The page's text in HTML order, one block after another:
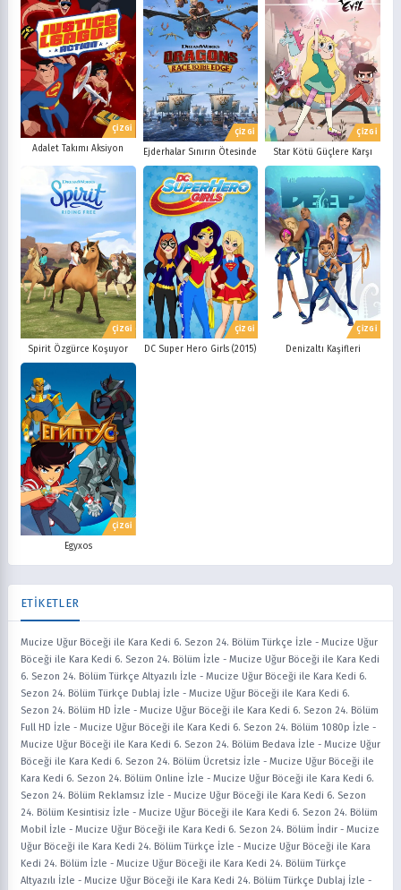
ÇİZGİ
Adalet Takımı Aksiyon
ÇİZGİ
Ejderhalar Sınırın Ötesinde
ÇİZGİ
Star Kötü Güçlere Karşı
ÇİZGİ
Spirit Özgürce Koşuyor
ÇİZGİ
DC Super Hero Girls (2015)
ÇİZGİ
Denizaltı Kaşifleri
ÇİZGİ
Egyxos
ETİKETLER
Mucize Uğur Böceği ile Kara Kedi 6. Sezon 24. Bölüm Türkçe İzle - Mucize Uğur
Böceği ile Kara Kedi 6. Sezon 24. Bölüm İzle - Mucize Uğur Böceği ile Kara Kedi
6. Sezon 24. Bölüm Türkçe Altyazılı İzle - Mucize Uğur Böceği ile Kara Kedi 6.
Sezon 24. Bölüm Türkçe Dublaj İzle - Mucize Uğur Böceği ile Kara Kedi 6.
Sezon 24. Bölüm HD İzle - Mucize Uğur Böceği ile Kara Kedi 6. Sezon 24. Bölüm
Full HD İzle - Mucize Uğur Böceği ile Kara Kedi 6. Sezon 24. Bölüm 1080p İzle -
Mucize Uğur Böceği ile Kara Kedi 6. Sezon 24. Bölüm Bedava İzle - Mucize Uğur
Böceği ile Kara Kedi 6. Sezon 24. Bölüm Ücretsiz İzle - Mucize Uğur Böceği ile
Kara Kedi 6. Sezon 24. Bölüm Online İzle - Mucize Uğur Böceği ile Kara Kedi 6.
Sezon 24. Bölüm Reklamsız İzle - Mucize Uğur Böceği ile Kara Kedi 6. Sezon
24. Bölüm Kesintisiz İzle - Mucize Uğur Böceği ile Kara Kedi 6. Sezon 24. Bölüm
Mobil İzle - Mucize Uğur Böceği ile Kara Kedi 6. Sezon 24. Bölüm İndir - Mucize
Uğur Böceği ile Kara Kedi 24. Bölüm Türkçe İzle - Mucize Uğur Böceği ile Kara
Kedi 24. Bölüm İzle - Mucize Uğur Böceği ile Kara Kedi 24. Bölüm Türkçe
Altyazılı İzle - Mucize Uğur Böceği ile Kara Kedi 24. Bölüm Türkçe Dublaj İzle -